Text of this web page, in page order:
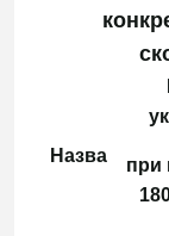
Назва
при